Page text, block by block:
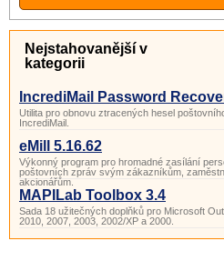
Nejstahovanější v
kategorii
IncrediMail Password
Utilita pro obnovu ztracených hesel
IncrediMail.
eMill 5.16.62
Výkonný program pro hromadné zasílání
poštovních zpráv svým zákazníkům,
akcionářům.
MAPILab Toolbox 3.4
Sada 18 užitečných doplňků pro Microsoft
2010, 2007, 2003, 2002/XP a 2000.